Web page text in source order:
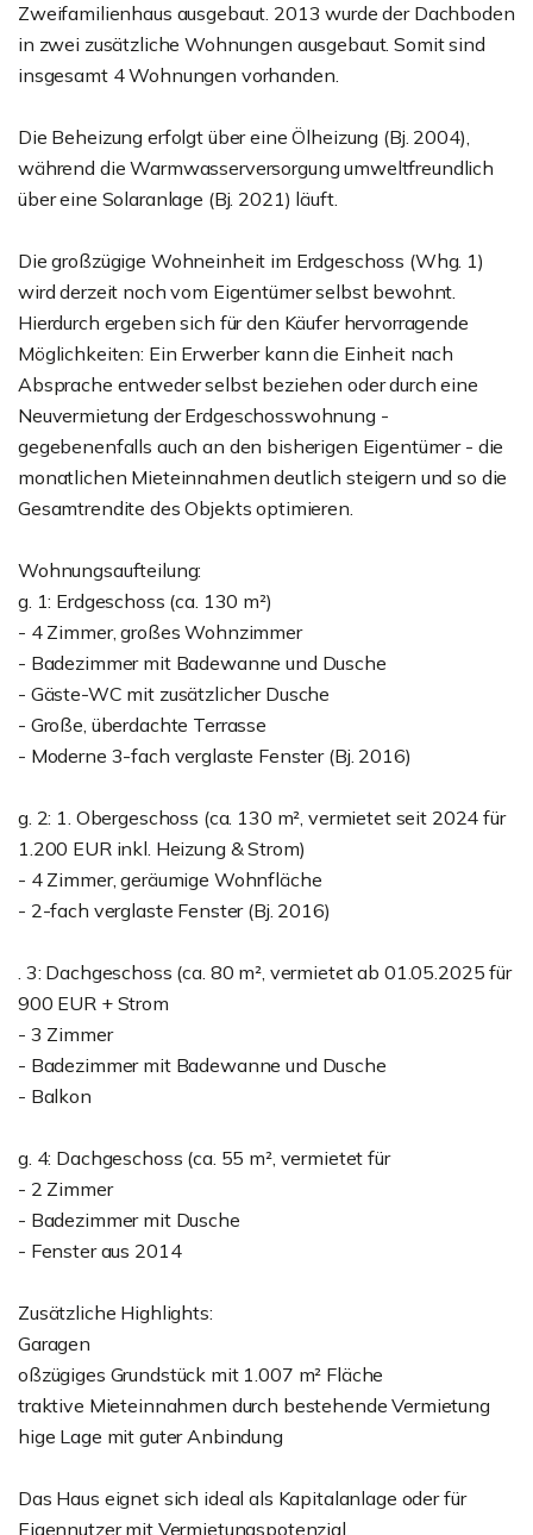
Zweifamilienhaus ausgebaut. 2013 wurde der Dachboden
in zwei zusätzliche Wohnungen ausgebaut. Somit sind
insgesamt 4 Wohnungen vorhanden.
Die Beheizung erfolgt über eine Ölheizung (Bj. 2004),
während die Warmwasserversorgung umweltfreundlich
über eine Solaranlage (Bj. 2021) läuft.
Die großzügige Wohneinheit im Erdgeschoss (Whg. 1)
wird derzeit noch vom Eigentümer selbst bewohnt.
Hierdurch ergeben sich für den Käufer hervorragende
Möglichkeiten: Ein Erwerber kann die Einheit nach
Absprache entweder selbst beziehen oder durch eine
Neuvermietung der Erdgeschosswohnung -
gegebenenfalls auch an den bisherigen Eigentümer - die
monatlichen Mieteinnahmen deutlich steigern und so die
Gesamtrendite des Objekts optimieren.
Wohnungsaufteilung:
g. 1: Erdgeschoss (ca. 130 m²)
- 4 Zimmer, großes Wohnzimmer
- Badezimmer mit Badewanne und Dusche
- Gäste-WC mit zusätzlicher Dusche
- Große, überdachte Terrasse
- Moderne 3-fach verglaste Fenster (Bj. 2016)
g. 2: 1. Obergeschoss (ca. 130 m², vermietet seit 2024 für
1.200 EUR inkl. Heizung & Strom)
- 4 Zimmer, geräumige Wohnfläche
- 2-fach verglaste Fenster (Bj. 2016)
. 3: Dachgeschoss (ca. 80 m², vermietet ab 01.05.2025 für
900 EUR + Strom
- 3 Zimmer
- Badezimmer mit Badewanne und Dusche
- Balkon
g. 4: Dachgeschoss (ca. 55 m², vermietet für
- 2 Zimmer
- Badezimmer mit Dusche
- Fenster aus 2014
Zusätzliche Highlights:
Garagen
oßzügiges Grundstück mit 1.007 m² Fläche
traktive Mieteinnahmen durch bestehende Vermietung
hige Lage mit guter Anbindung
Das Haus eignet sich ideal als Kapitalanlage oder für
Eigennutzer mit Vermietungspotenzial.